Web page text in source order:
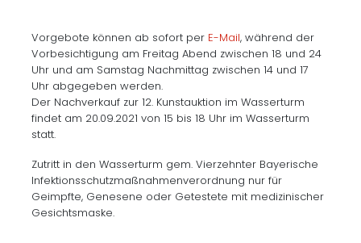
Vorgebote können ab sofort per E-Mail, während der
Vorbesichtigung am Freitag Abend zwischen 18 und 24
Uhr und am Samstag Nachmittag zwischen 14 und 17
Uhr abgegeben werden.
Der Nachverkauf zur 12. Kunstauktion im Wasserturm
findet am 20.09.2021 von 15 bis 18 Uhr im Wasserturm
statt.
Zutritt in den Wasserturm gem. Vierzehnter Bayerische
Infektionsschutzmaßnahmenverordnung nur für
Geimpfte, Genesene oder Getestete mit medizinischer
Gesichtsmaske.